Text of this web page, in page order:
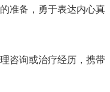
准备，勇于表达内心真
咨询或治疗经历，携带